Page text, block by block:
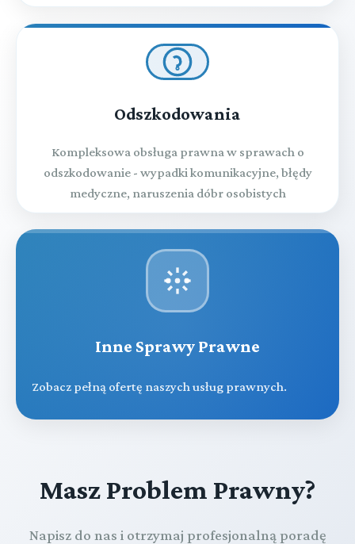
Odszkodowania
Kompleksowa obsługa prawna w sprawach o
odszkodowanie - wypadki komunikacyjne, błędy
medyczne, naruszenia dóbr osobistych
Inne Sprawy Prawne
Zobacz pełną ofertę naszych usług prawnych.
Masz Problem Prawny?
Napisz do nas i otrzymaj profesjonalną poradę